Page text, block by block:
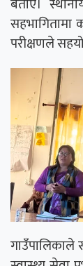
सहभागितामा
परीक्षणले
गाउँपालिकाले